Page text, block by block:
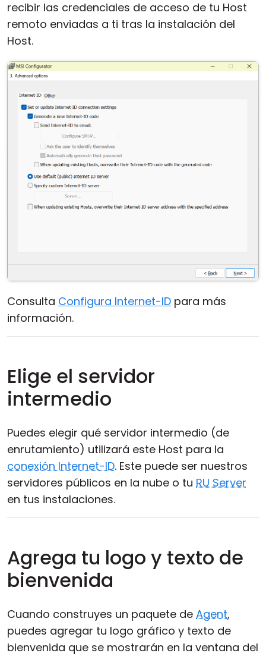
recibir las credenciales de acceso de tu Host
remoto enviadas a ti tras la instalación del
Host.
Consulta Configura Internet-ID para más
información.
Elige el servidor
intermedio
Puedes elegir qué servidor intermedio (de
enrutamiento) utilizará este Host para la
conexión Internet-ID. Este puede ser nuestros
servidores públicos en la nube o tu RU Server
en tus instalaciones.
Agrega tu logo y texto de
bienvenida
Cuando construyes un paquete de Agent,
puedes agregar tu logo gráfico y texto de
bienvenida que se mostrarán en la ventana del